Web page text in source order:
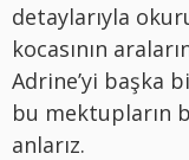
detaylarıyla
kocasının
Adrine’yi başka
bu mektupların
anlarız.